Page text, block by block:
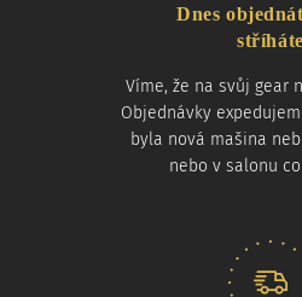
Dnes
stříháte
Víme, že na svůj gear
Objednávky
byla nová mašina
nebo v salonu